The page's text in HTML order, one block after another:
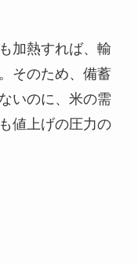
加熱すれば、輸
そのため、備蓄
いのに、米の需
値上げの圧力の